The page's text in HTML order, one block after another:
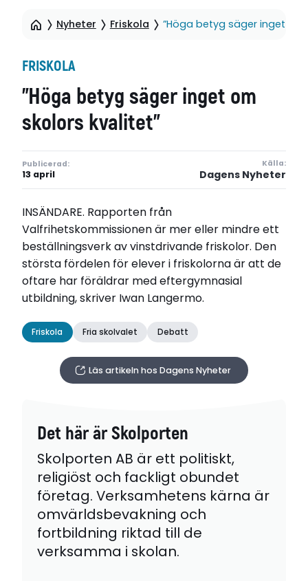
Nyheter Friskola ”Höga betyg säger inget om
FRISKOLA
”Höga betyg säger inget om
skolors kvalitet”
Publicerad:
13 april
Källa:
Dagens Nyheter
INSÄNDARE. Rapporten från
Valfrihetskommissionen är mer eller mindre ett
beställningsverk av vinstdrivande friskolor. Den
största fördelen för elever i friskolorna är att de
oftare har föräldrar med eftergymnasial
utbildning, skriver Iwan Langermo.
Friskola Fria skolvalet Debatt
Läs artikeln hos Dagens Nyheter
Det här är Skolporten
Skolporten AB är ett politiskt,
religiöst och fackligt obundet
företag. Verksamhetens kärna är
omvärldsbevakning och
fortbildning riktad till de
verksamma i skolan.